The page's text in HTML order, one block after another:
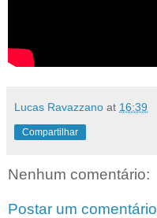
Lucas Ravazzano at 16:39
Compartilhar
Nenhum comentário:
Postar um comentário